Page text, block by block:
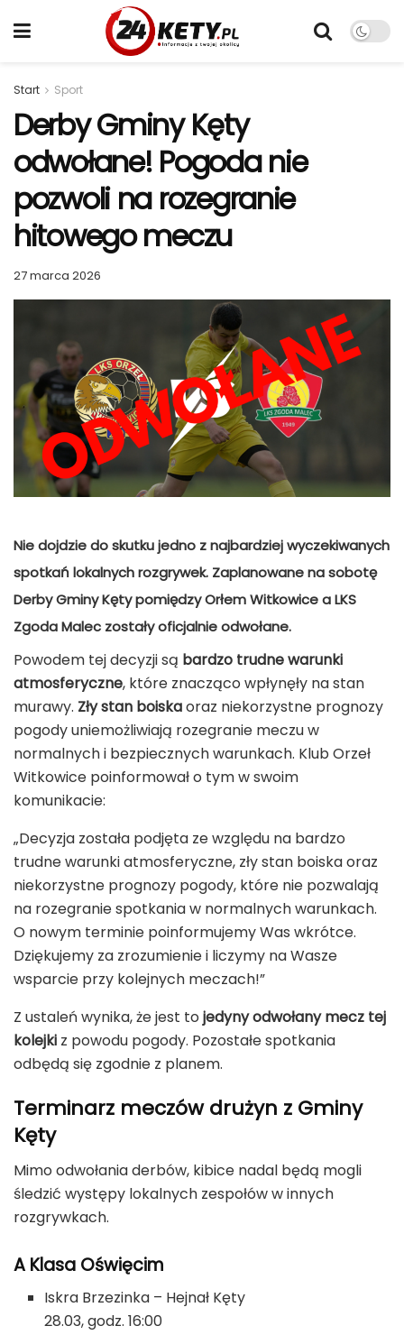
Start Sport
Derby Gminy Kęty
odwołane! Pogoda nie
pozwoli na rozegranie
hitowego meczu
27 marca 2026
Nie dojdzie do skutku jedno z najbardziej wyczekiwanych
spotkań lokalnych rozgrywek. Zaplanowane na sobotę
Derby Gminy Kętypomiędzy Orłem Witkowice a LKS
Zgoda Malec zostały oficjalnieodwołane.
Powodem tej decyzji są bardzo trudne warunki
atmosferyczne, które znacząco wpłynęły na stan
murawy. Zły stan boiskaoraz niekorzystne prognozy
pogody uniemożliwiają rozegranie meczu w
normalnych i bezpiecznych warunkach. Klub Orzeł
Witkowice poinformował o tym w swoim
komunikacie:
„Decyzja została podjęta ze względu na bardzo
trudne warunki atmosferyczne, zły stan boiska oraz
niekorzystne prognozy pogody, które nie pozwalają
na rozegranie spotkania w normalnych warunkach.
O nowym terminie poinformujemy Was wkrótce.
Dziękujemy za zrozumienie i liczymy na Wasze
wsparcie przy kolejnych meczach!”
Z ustaleń wynika, że jest to jedyny odwołany mecz tej
kolejki z powodu pogody. Pozostałe spotkania
odbędą się zgodnie z planem.
Terminarz meczów drużyn z Gminy
Kęty
Mimo odwołania derbów, kibice nadal będą mogli
śledzić występy lokalnych zespołów w innych
rozgrywkach.
A Klasa Oświęcim
Iskra Brzezinka – Hejnał Kęty
28.03, godz. 16:00